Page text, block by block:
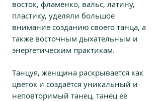
восток, фламенко, вальс, латину,
пластику, уделяли большое
внимание созданию своего танца, а
также восточным дыхательным и
энергетическим практикам.
Танцуя, женщина раскрывается как
цветок и создаётся уникальный и
неповторимый танец, танец её